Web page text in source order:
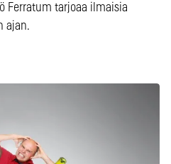
Ferratum tarjoaa ilmaisia
ajan.